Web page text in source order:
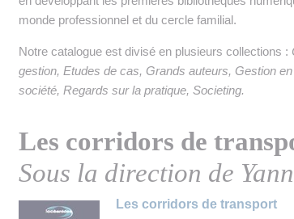
monde professionnel et du cercle familial.
Notre catalogue est divisé en plusieurs collections :
gestion, Etudes de cas, Grands auteurs, Gestion
société, Regards sur la pratique, Societing.
Les corridors de
Sous la direction de
Les corridors de transport